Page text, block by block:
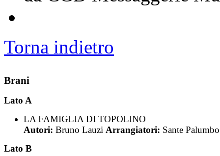
Torna indietro
Brani
Lato A
LA FAMIGLIA DI TOPOLINO
Autori: Bruno Lauzi Arrangiatori: Sante Palumbo
Lato B